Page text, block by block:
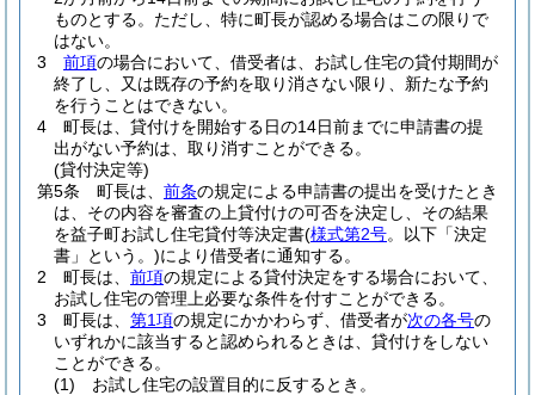
ものとする。 ただし、特に町長が認める場合はこの限りで
はない。
3
前項の場合において、借受者は、お試し住宅の貸付期間が
終了し、又は既存の予約を取り消さない限り、新たな予約
を行うことはできない。
4
町長は、貸付けを開始する日の14日前までに申請書の提
出がない予約は、取り消すことができる。
(貸付決定等)
第5条
町長は、 前条の規定による申請書の提出を受けたとき
は、その内容を審査の上貸付けの可否を決定し、その結果
を益子町お試し住宅貸付等決定書(様式第2号。以下「決定
書」という。)により借受者に通知する。
2
町長は、 前項の規定による貸付決定をする場合において、
お試し住宅の管理上必要な条件を付すことができる。
3
町長は、 第1項の規定にかかわらず、借受者が次の各号の
いずれかに該当すると認められるときは、貸付けをしない
ことができる。
(1)
お試し住宅の設置目的に反するとき。